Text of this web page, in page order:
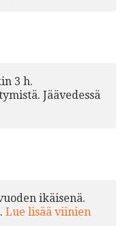
3 h.
Jäävedessä
ikäisenä.
Lue lisää viinien